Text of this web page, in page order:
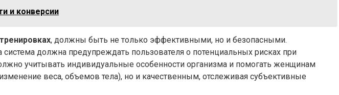
и конверсии
, должны быть не только эффективными, но и безопасными.
должна предупреждать пользователя о потенциальных рисках при
учитывать индивидуальные особенности организма и помогать женщинам
веса, объемов тела), но и качественным, отслеживая субъективные